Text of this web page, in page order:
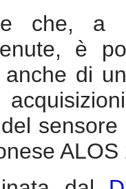
che, a
è
anche di
ALOS